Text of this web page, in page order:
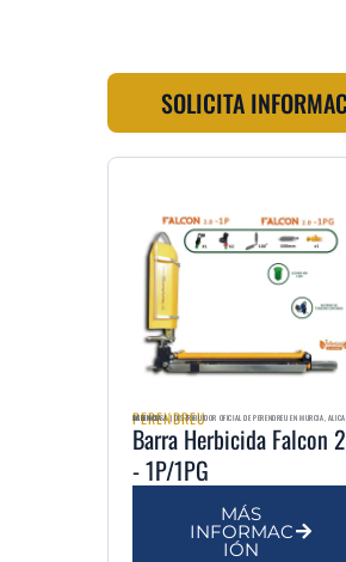
SOLICITA
PERENDREU
AGRIMULSA | DISTRIBUIDOR OFICIAL DE PERENDREU EN MURCIA, ALICANTE Y VALENCIA
Barra Herbicida Falcon
- 1P/1PG
MÁS
INFORMAC
IÓN